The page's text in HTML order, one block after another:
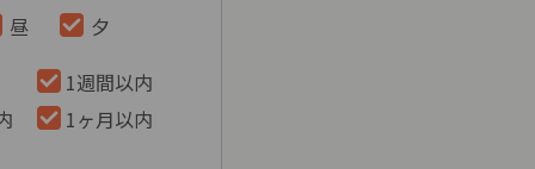
昼
夕
1週間以内
1ヶ月以内